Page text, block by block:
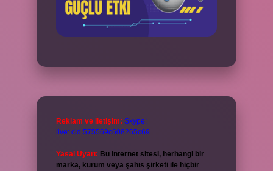
Reklam ve İletişim: Skype:
live:.cid.575569c608265c69
Yasal Uyarı: Bu internet sitesi, herhangi bir
marka, kurum veya şahıs şirketi ile hiçbir